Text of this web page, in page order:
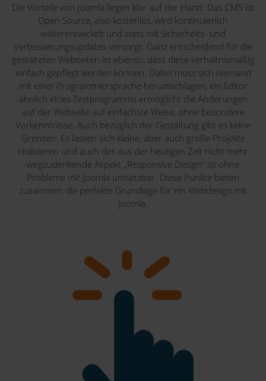
Die Vorteile von Joomla liegen klar auf der Hand: Das CMS ist
Open Source, also kostenlos, wird kontinuierlich
weiterentwickelt und stets mit Sicherheits- und
Verbesserungsupdates versorgt. Ganz entscheidend für die
gestalteten Webseiten ist ebenso, dass diese verhältnismäßig
einfach gepflegt werden können. Dabei muss sich niemand
mit einer Programmiersprache herumschlagen, ein Editor
ähnlich eines Textprogramms ermöglicht die Änderungen
auf der Webseite auf einfachste Weise, ohne besondere
Vorkenntnisse. Auch bezüglich der Gestaltung gibt es keine
Grenzen: Es lassen sich kleine, aber auch große Projekte
realisieren und auch der aus der heutigen Zeit nicht mehr
wegzudenkende Aspekt „Responsive Design“ ist ohne
Probleme mit Joomla umsetzbar. Diese Punkte bieten
zusammen die perfekte Grundlage für ein Webdesign mit
Joomla.